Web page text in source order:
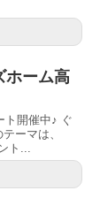
ホーム高
ト開催中♪ ぐ
ーマは、
ト...